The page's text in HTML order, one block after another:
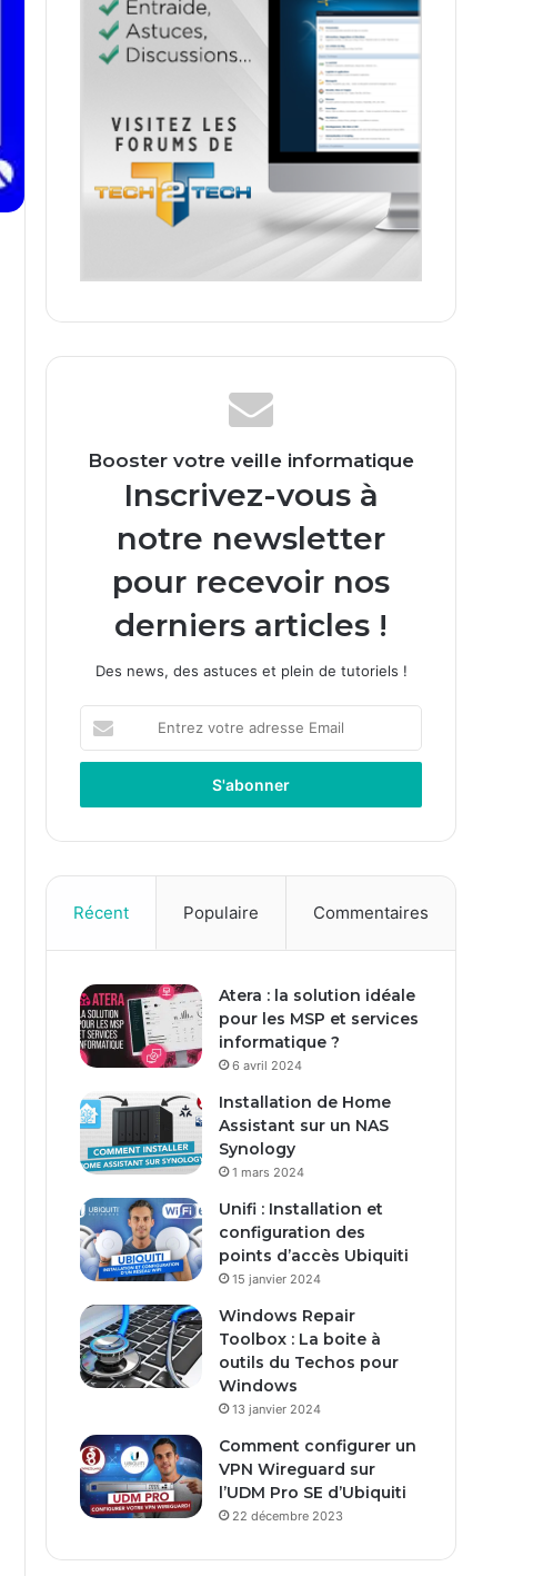
Booster votre veille informatique
Inscrivez-vous à
notre newsletter
pour recevoir nos
derniers articles !
Des news, des astuces et plein de tutoriels !
t
e
o
t
e
d
r
e
s
e
m
i
l
Récent Populaire Commentaires
Atera : la solution idéale
pour les MSP et services
informatique ?
6 avril 2024
Installation de Home
Assistant sur un NAS
Synology
1 mars 2024
Unifi : Installation et
configuration des
points d’accès Ubiquiti
15 janvier 2024
Windows Repair
Toolbox : La boite à
outils du Techos pour
Windows
13 janvier 2024
Comment configurer un
VPN Wireguard sur
l’UDM Pro SE d’Ubiquiti
22 décembre 2023